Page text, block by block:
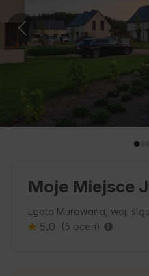
Moje Miejsce
Lgota Murowana, woj.
5.0 (5 ocen)